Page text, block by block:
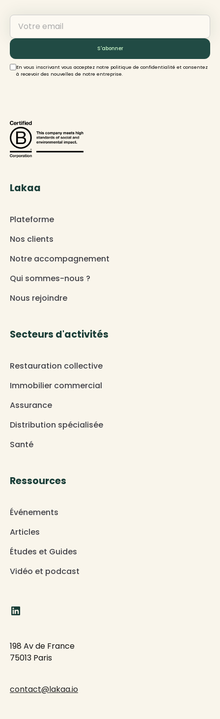
En vous inscrivant vous acceptez notre politique de confidentialité et consentez
à recevoir des nouvelles de notre entreprise.
Lakaa
Plateforme
Nos clients
Notre accompagnement
Qui sommes-nous ?
Nous rejoindre
Secteurs d'activités
Restauration collective
Immobilier commercial
Assurance
Distribution spécialisée
Santé
Ressources
Événements
Articles
Études et Guides
Vidéo et podcast
198 Av de France
75013 Paris
contact@lakaa.io